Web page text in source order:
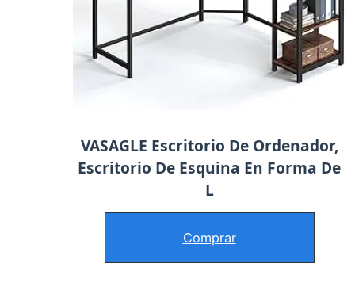
VASAGLE Escritorio De Ordenador,
Escritorio De Esquina En Forma De
L
Comprar